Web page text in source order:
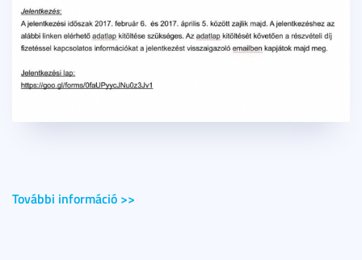
További információ >>